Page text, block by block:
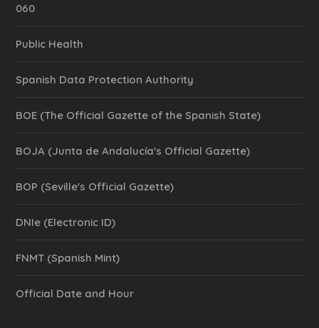
060
Public Health
Spanish Data Protection Authority
BOE (The Official Gazette of the Spanish State)
BOJA (Junta de Andalucía's Official Gazette)
BOP (Seville's Official Gazette)
DNIe (Electronic ID)
FNMT (Spanish Mint)
Official Date and Hour